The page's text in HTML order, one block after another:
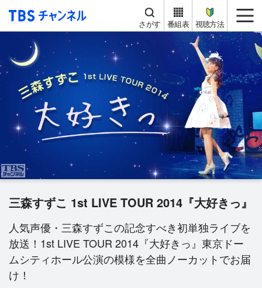
TBS チャンネル
さがす 番組表 視聴方法
三森すずこ 1st LIVE TOUR 2014『大好きっ』
人気声優・三森すずこの記念すべき初単独ライブを
放送！1st LIVE TOUR 2014『大好きっ』東京ドー
ムシティホール公演の模様を全曲ノーカットでお届
け！